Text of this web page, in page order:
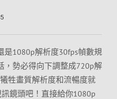
是1080p解析度30fps幀數規
，勢必得向下調整成720p解
牲畫質解析度和流暢度就
訊鏡頭吧！直接給你1080p